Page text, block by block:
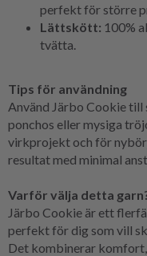
perfekt för större
Lättskött: 100%
tvätta.
Tips för användning
Använd Järbo Cookie till
ponchos eller mysiga
virkprojekt och för
resultat med minimal
Varför välja detta
Järbo Cookie är ett
perfekt för dig som vill
Det kombinerar